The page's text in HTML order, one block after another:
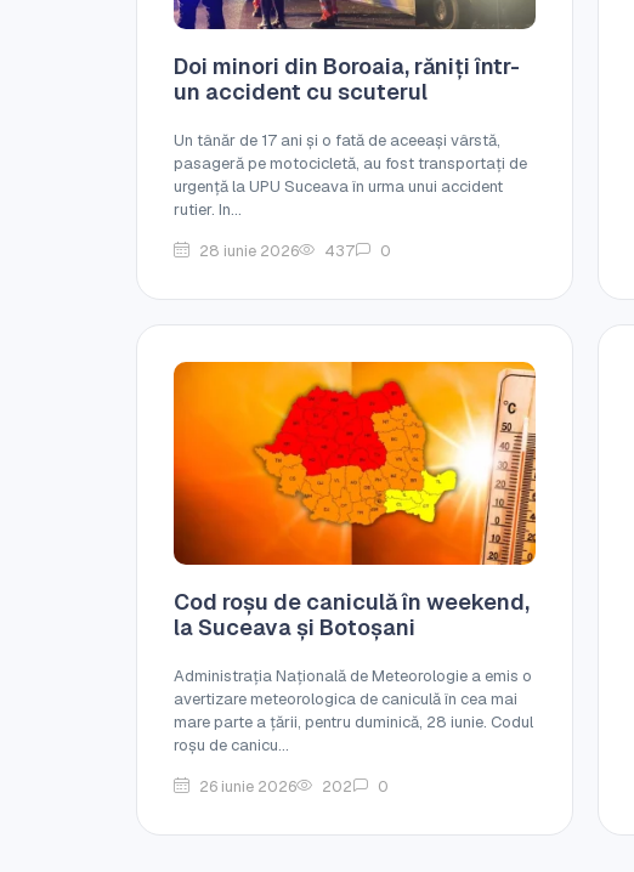
Doi minori din Boroaia, răniți într-
un accident cu scuterul
Un tânăr de 17 ani și o fată de aceeași vârstă,
pasageră pe motocicletă, au fost transportați de
urgență la UPU Suceava în urma unui accident
rutier. In...
28 iunie 2026
437 0
Cod roșu de caniculă în weekend,
la Suceava și Botoșani
Administrația Națională de Meteorologie a emis o
avertizare meteorologica de caniculă în cea mai
mare parte a țării, pentru duminică, 28 iunie. Codul
roșu de canicu...
26 iunie 2026
202 0